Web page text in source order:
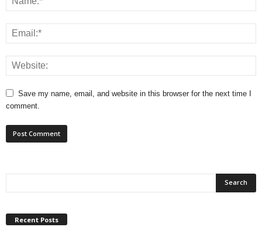
Save my name, email, and website in this browser for the next time I
comment.
Recent Posts